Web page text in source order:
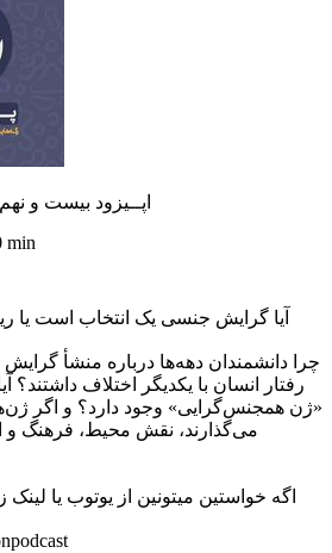
اپــیزود بیست و
min
آیا گرایش جنسی یک انتخاب است یا
چرا دانشمندان دهه‌ها درباره منشأ
رفتار انسان با یکدیگر اختلاف داشتند؟
«ژن همجنس‌گرایی» وجود دارد؟ و اگر
می‌گذارند، نقش محیط، فرهنگ
اگه خواستین میتونین از یوتوب یا